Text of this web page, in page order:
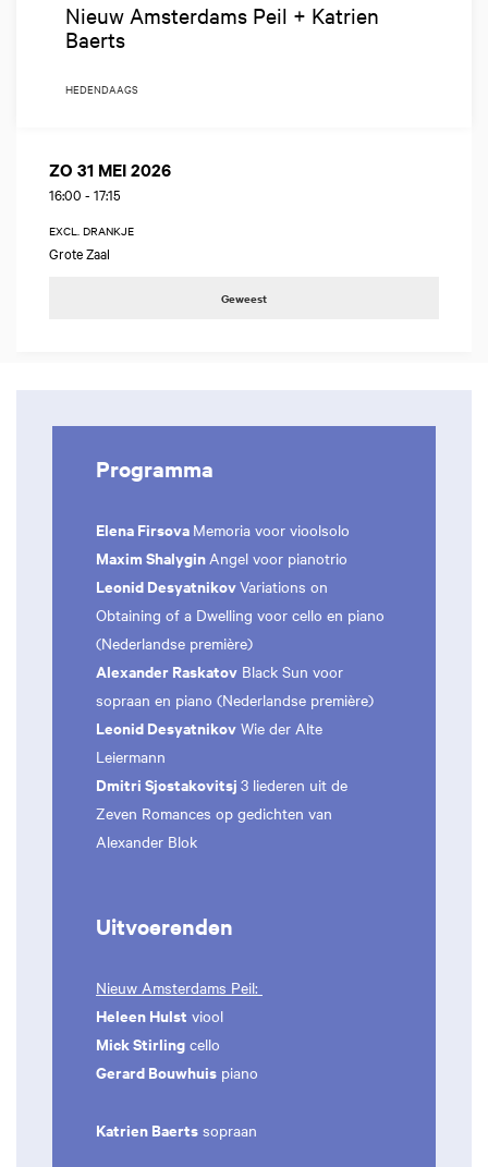
Nieuw Amsterdams Peil + Katrien
Baerts
HEDENDAAGS
ZO 31 MEI 2026
16:00 - 17:15
EXCL. DRANKJE
Grote Zaal
Geweest
Programma
Elena Firsova Memoria voor vioolsolo
Maxim ShalyginAngel voor pianotrio
Leonid DesyatnikovVariations on
Obtaining of a Dwelling voor cello en piano
(Nederlandse première)
Alexander Raskatov Black Sun voor
sopraan en piano (Nederlandse première)
Leonid Desyatnikov Wie der Alte
Leiermann
Dmitri Sjostakovitsj 3 liederen uit de
Zeven Romances op gedichten van
Alexander Blok
Uitvoerenden
Nieuw Amsterdams Peil:
Heleen Hulst viool
Mick Stirling cello
Gerard Bouwhuis piano
Katrien Baerts sopraan